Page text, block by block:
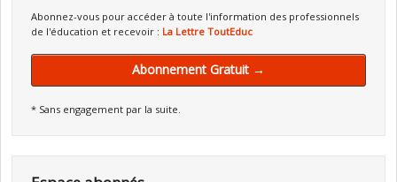
Abonnez-vous pour accéder à toute l'information des professionnels
de l'éducation et recevoir : La Lettre ToutEduc
Abonnement Gratuit →
* Sans engagement par la suite.